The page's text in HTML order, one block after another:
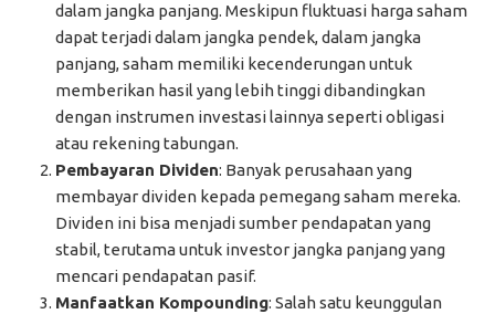
dalam jangka panjang. Meskipun fluktuasi harga saham
dapat terjadi dalam jangka pendek, dalam jangka
panjang, saham memiliki kecenderungan untuk
memberikan hasil yang lebih tinggi dibandingkan
dengan instrumen investasi lainnya seperti obligasi
atau rekening tabungan.
Pembayaran Dividen: Banyak perusahaan yang
membayar dividen kepada pemegang saham mereka.
Dividen ini bisa menjadi sumber pendapatan yang
stabil, terutama untuk investor jangka panjang yang
mencari pendapatan pasif.
Manfaatkan Kompounding: Salah satu keunggulan